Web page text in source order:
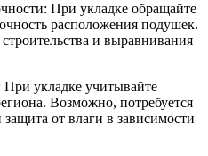
При укладке обращайте
расположения подушек.
и выравнивания
укладке учитывайте
Возможно, потребуется
от влаги в зависимости